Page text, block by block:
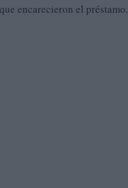
encarecieron el préstamo.